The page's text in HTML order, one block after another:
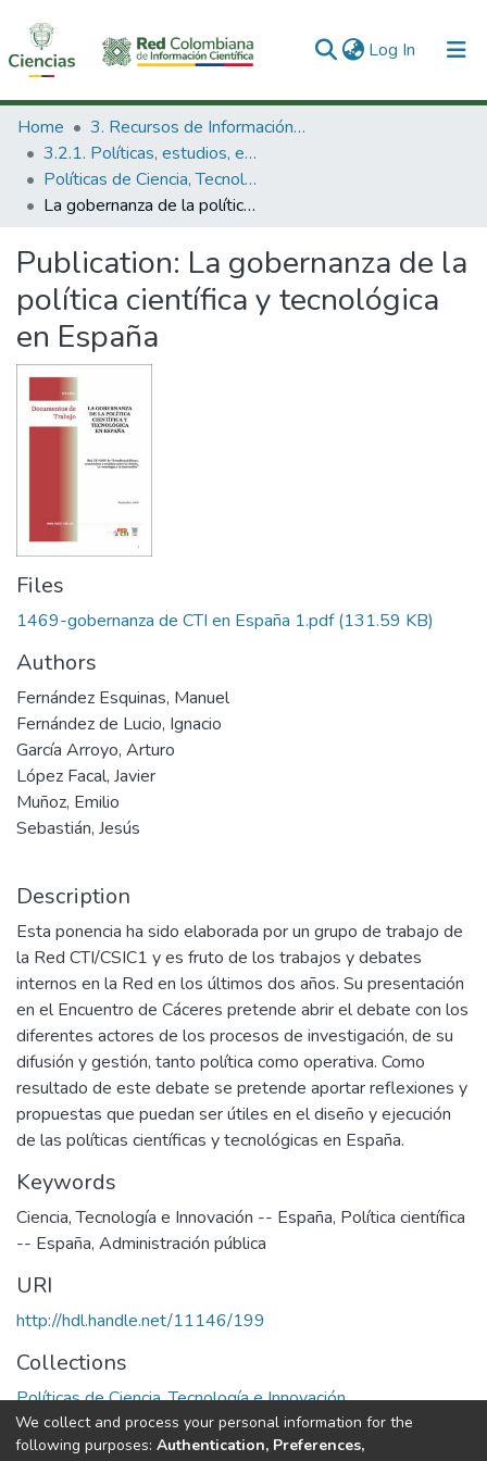
Log In (current)
Communities & Collections
All of DSpace
Statistics
Home
3. Recursos de Información Científica y Tecnológica
3.2.1. Políticas, estudios, evaluaciones e indicadores de CTeI
Políticas de Ciencia, Tecnología e Innovación
La gobernanza de la política científica y tecnológica en España
Publication: La gobernanza de la
política científica y tecnológica
en España
Files
1469-gobernanza de CTI en España 1.pdf(131.59 KB)
Authors
Fernández Esquinas, Manuel
Fernández de Lucio, Ignacio
García Arroyo, Arturo
López Facal, Javier
Muñoz, Emilio
Sebastián, Jesús
Description
Esta ponencia ha sido elaborada por un grupo de trabajo de
la Red CTI/CSIC1 y es fruto de los trabajos y debates
internos en la Red en los últimos dos años. Su presentación
en el Encuentro de Cáceres pretende abrir el debate con los
diferentes actores de los procesos de investigación, de su
difusión y gestión, tanto política como operativa. Como
resultado de este debate se pretende aportar reflexiones y
propuestas que puedan ser útiles en el diseño y ejecución
de las políticas científicas y tecnológicas en España.
Keywords
Ciencia, Tecnología e Innovación -- España, Política científica
-- España, Administración pública
URI
http://hdl.handle.net/11146/199
Collections
Políticas de Ciencia, Tecnología e Innovación
Full item page
We collect and process your personal information for the
following purposes: Authentication, Preferences,